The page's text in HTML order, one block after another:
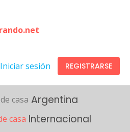
Iniciar sesión REGISTRARSE
Argentina
Internacional